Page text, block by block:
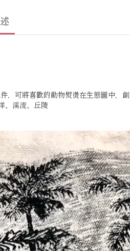
，可將喜歡的動物熨燙在生態圖中，創
、溪流、丘陵